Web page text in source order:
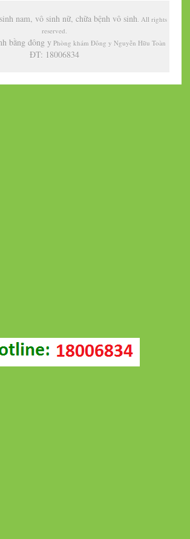
nam, vô sinh nữ, chữa bệnh vô sinh. All rights
reserved.
bằng đông yPhòng khám Đông y Nguyễn Hữu Toàn
ĐT: 18006834